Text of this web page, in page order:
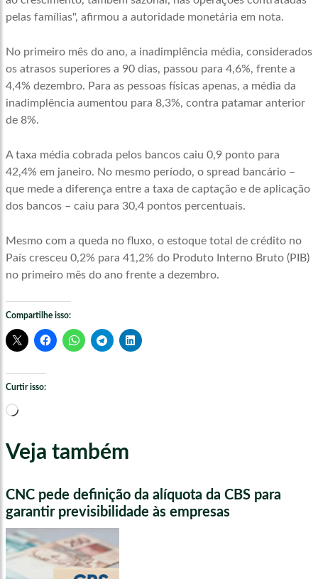
pelas famílias", afirmou a autoridade monetária em nota.
No primeiro mês do ano, a inadimplência média, considerados
os atrasos superiores a 90 dias, passou para 4,6%, frente a
4,4% dezembro. Para as pessoas físicas apenas, a média da
inadimplência aumentou para 8,3%, contra patamar anterior
de 8%.
A taxa média cobrada pelos bancos caiu 0,9 ponto para
42,4% em janeiro. No mesmo período, o spread bancário –
que mede a diferença entre a taxa de captação e de aplicação
dos bancos – caiu para 30,4 pontos percentuais.
Mesmo com a queda no fluxo, o estoque total de crédito no
País cresceu 0,2% para 41,2% do Produto Interno Bruto (PIB)
no primeiro mês do ano frente a dezembro.
Compartilhe isso:
Curtir isso:
Carregando...
Veja também
CNC pede definição da alíquota da CBS para
garantir previsibilidade às empresas